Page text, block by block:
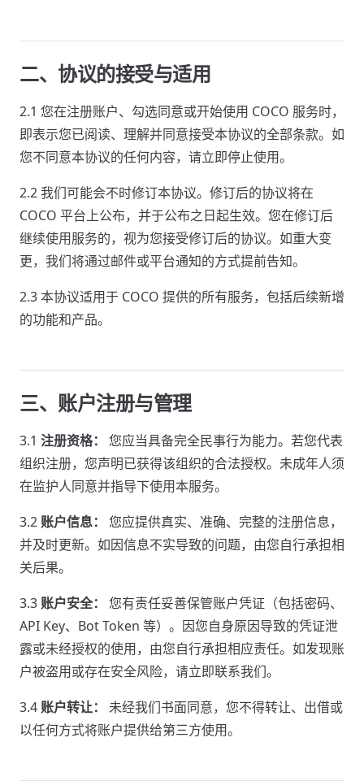
二、协议的接受与适用
2.1 您在注册账户、勾选同意或开始使用 COCO 服务时，
即表示您已阅读、理解并同意接受本协议的全部条款。如
您不同意本协议的任何内容，请立即停止使用。
2.2 我们可能会不时修订本协议。修订后的协议将在
COCO 平台上公布，并于公布之日起生效。您在修订后
继续使用服务的，视为您接受修订后的协议。如重大变
更，我们将通过邮件或平台通知的方式提前告知。
2.3 本协议适用于 COCO 提供的所有服务，包括后续新增
的功能和产品。
三、账户注册与管理
3.1 注册资格：
您应当具备完全民事行为能力。若您代表
组织注册，您声明已获得该组织的合法授权。未成年人须
在监护人同意并指导下使用本服务。
3.2 账户信息：
您应提供真实、准确、完整的注册信息，
并及时更新。如因信息不实导致的问题，由您自行承担相
关后果。
3.3 账户安全：
您有责任妥善保管账户凭证（包括密码、
API Key、Bot Token 等）。因您自身原因导致的凭证泄
露或未经授权的使用，由您自行承担相应责任。如发现账
户被盗用或存在安全风险，请立即联系我们。
3.4 账户转让：
未经我们书面同意，您不得转让、出借或
以任何方式将账户提供给第三方使用。